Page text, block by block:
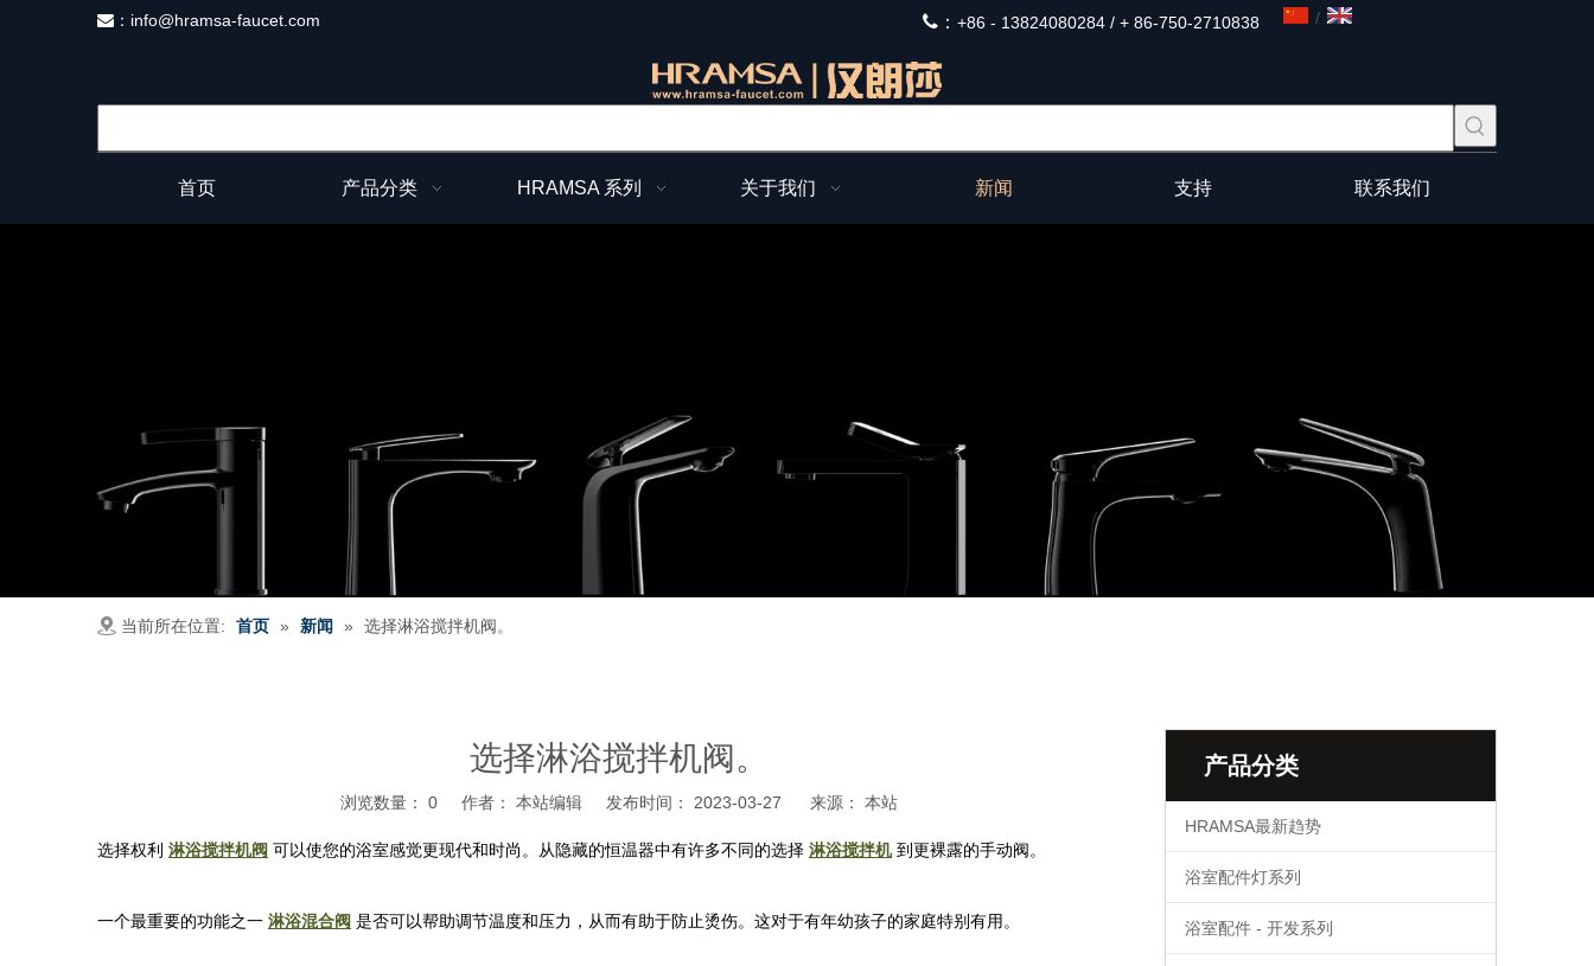
 ： info@hramsa-faucet.com ： +86 - 13824080284 / + 86-750-2710838 /
首页 产品分类 HRAMSA 系列 关于我们 新闻 支持 联系我们
当前所在位置: 首页 » 新闻 » 选择淋浴搅拌机阀。
选择淋浴搅拌机阀。
浏览数量： 0 作者： 本站编辑 发布时间： 2023-03-27 来源： 本站
选择权利 淋浴搅拌机阀 可以使您的浴室感觉更现代和时尚。从隐藏的恒温器中有许多不同的选择 淋浴搅拌机到更裸露的手动阀。
一个最重要的功能之一 淋浴混合阀 是否可以帮助调节温度和压力，从而有助于防止烫伤。这对于有年幼孩子的家庭特别有用。
产品分类
HRAMSA最新趋势
浴室配件灯系列
浴室配件 - 开发系列